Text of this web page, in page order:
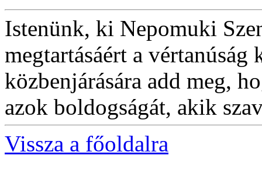
Istenünk, ki Nepomuki
megtartásáért a
közbenjárására add meg,
azok boldogságát, akik
Vissza a főoldalra